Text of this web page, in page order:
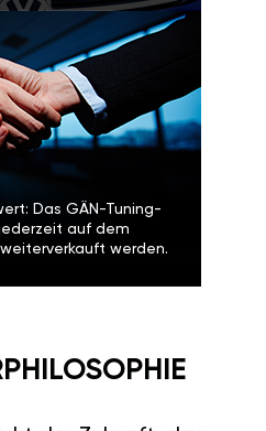
Das GÄN-Tuning-
auf dem
werden.